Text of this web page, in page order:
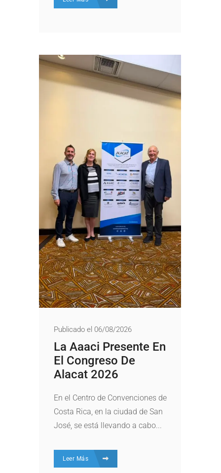
Publicado el 06/08/2026
La Aaaci Presente En
El Congreso De
Alacat 2026
En el Centro de Convenciones de
Costa Rica, en la ciudad de San
José, se está llevando a cabo...
Leer Más